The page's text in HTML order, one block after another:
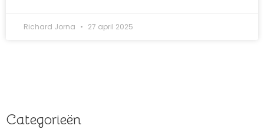
Richard Jorna 27 april 2025
Categorieën